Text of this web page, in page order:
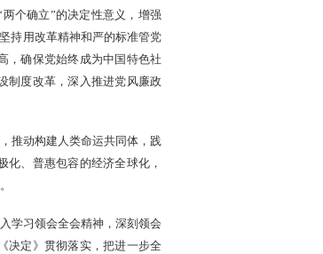
个确立”的决定性意义，增强
持用改革精神和严的标准管党
，确保党始终成为中国特色社
制度改革，深入推进党风廉政
推动构建人类命运共同体，践
化、普惠包容的经济全球化，
学习领会全会精神，深刻领会
决定》贯彻落实，把进一步全